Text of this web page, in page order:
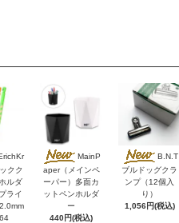
クク
ルダ
ライ
MainP
aper（メインペ
ーパー）多面カ
ットペンホルダ
ー
440円(税込)
B.N.T
ブルドッグクラ
ンプ（12個入
り）
1,056円(税込)